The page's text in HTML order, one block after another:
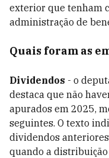
exterior que tenham
administração de
Quais foram as
Dividendos - o
destaca que não
apurados em 2025,
seguintes. O texto
dividendos
quando a